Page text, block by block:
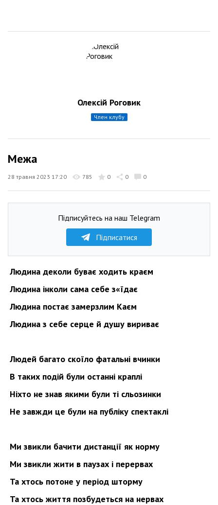
Олексій Роговик
член клубу
Межа
28 травня 2023 17:20 785 0 0 0
Підписуйтесь на наш Telegram
Підписатися
Людина деколи буває ходить краєм
Людина інколи сама себе з«їдає
Людина постає замерзлим Каєм
Людина з себе серце й душу вириває
Людей багато скоїло фатальні вчинки
В таких подій були останні краплі
Ніхто не знав якими були ті сльозинки
Не завжди це були на публіку спектаклі
Ми звикли бачити дистанції як норму
Ми звикли жити в паузах і перервах
Та хтось потоне у період шторму
Та хтось життя позбудеться на нервах